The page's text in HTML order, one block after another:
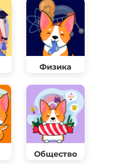
Физика
Общество